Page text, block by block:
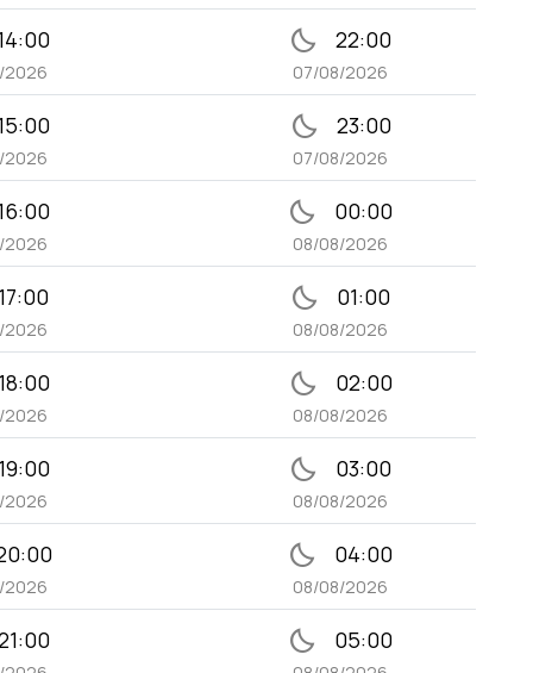
2026
bedtime 22:00
07/08/2026
2026
bedtime 23:00
07/08/2026
2026
bedtime 00:00
08/08/2026
17:00
2026
bedtime 01:00
08/08/2026
18:00
2026
bedtime 02:00
08/08/2026
19:00
2026
bedtime 03:00
08/08/2026
2026
bedtime 04:00
08/08/2026
bedtime 05:00